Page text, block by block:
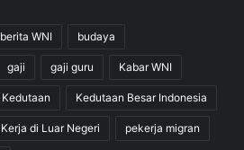
berita WNI budaya
gaji gaji guru Kabar WNI
Kedutaan Kedutaan Besar Indonesia
Kerja di Luar Negeri pekerja migran